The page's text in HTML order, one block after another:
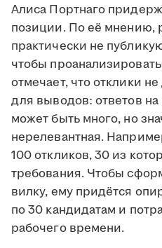
Алиса Портнаго
позиции. По её мнению,
практически не
чтобы
отмечает, что отклики
для выводов: ответов
может быть много, но
нерелевантная.
100 откликов, 30 из
требования. Чтобы
вилку, ему придётся
по 30 кандидатам и
рабочего времени.